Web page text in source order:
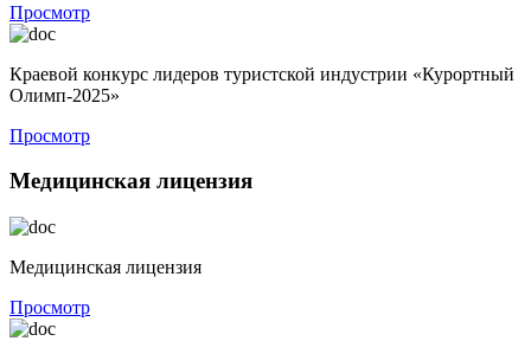
Просмотр
Краевой конкурс лидеров туристской индустрии «Курортный
Олимп-2025»
Просмотр
Медицинская лицензия
Медицинская лицензия
Просмотр